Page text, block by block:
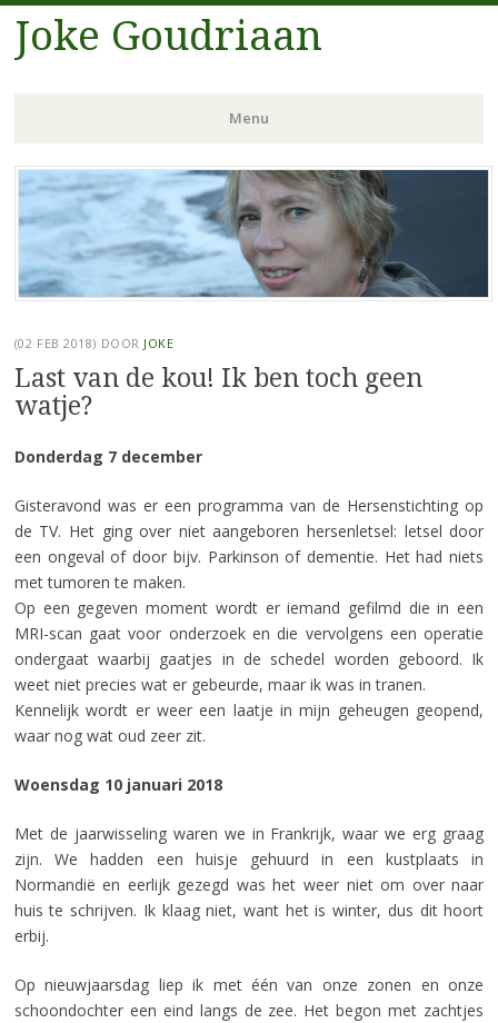
Joke Goudriaan
Menu
Spring
naar
inhoud
(02 FEB 2018) DOOR JOKE
Last van de kou! Ik ben toch geen
watje?
Donderdag 7 december
Gisteravond was er een programma van de Hersenstichting op
de TV. Het ging over niet aangeboren hersenletsel: letsel door
een ongeval of door bijv. Parkinson of dementie. Het had niets
met tumoren te maken.
Op een gegeven moment wordt er iemand gefilmd die in een
MRI-scan gaat voor onderzoek en die vervolgens een operatie
ondergaat waarbij gaatjes in de schedel worden geboord. Ik
weet niet precies wat er gebeurde, maar ik was in tranen.
Kennelijk wordt er weer een laatje in mijn geheugen geopend,
waar nog wat oud zeer zit.
Woensdag 10 januari 2018
Met de jaarwisseling waren we in Frankrijk, waar we erg graag
zijn. We hadden een huisje gehuurd in een kustplaats in
Normandië en eerlijk gezegd was het weer niet om over naar
huis te schrijven. Ik klaag niet, want het is winter, dus dit hoort
erbij.
Op nieuwjaarsdag liep ik met één van onze zonen en onze
schoondochter een eind langs de zee. Het begon met zachtjes